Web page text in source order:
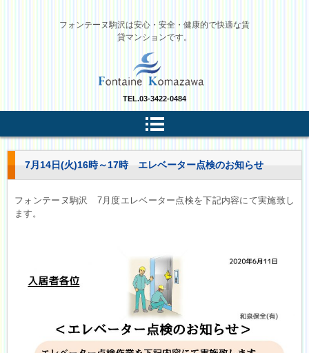
フォンテーヌ駒沢は安心・安全・健康的で快適な賃
貸マンションです。
TEL.03-3422-0484
7月14日(火)16時～17時 エレベーター点検のお知らせ
フォンテーヌ駒沢 7月度エレベーター点検を下記内容にて実施致し
ます。